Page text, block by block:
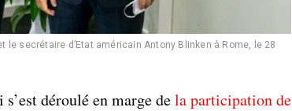
secrétaire d’Etat américain Antony Blinken à Rome, le 28
déroulé en marge dela participation de